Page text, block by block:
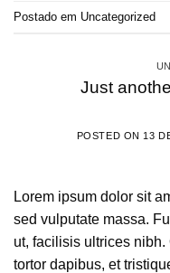
Postado em Uncategorized
Just
POSTED ON 13
Lorem ipsum dolor sit
sed vulputate massa.
ut, facilisis ultrices
tortor dapibus, et